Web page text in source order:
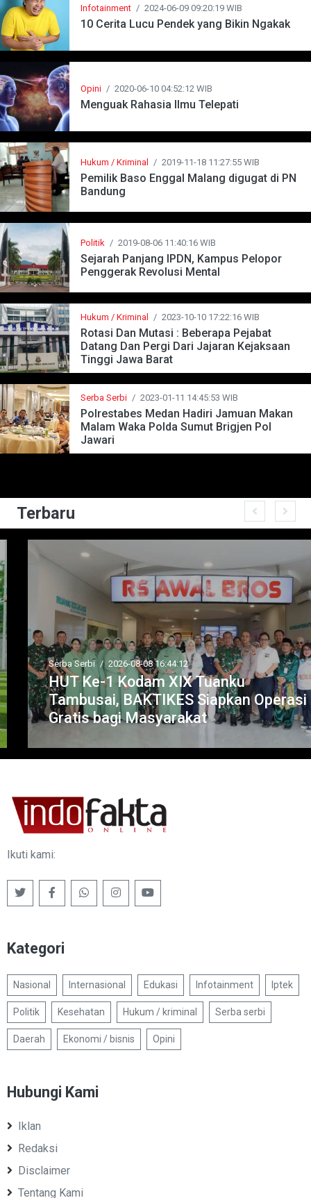
Infotainment / 2024-06-09 09:20:19 WIB
10 Cerita Lucu Pendek yang Bikin Ngakak
Opini / 2020-06-10 04:52:12 WIB
Menguak Rahasia Ilmu Telepati
Hukum / Kriminal / 2019-11-18 11:27:55 WIB
Pemilik Baso Enggal Malang digugat di PN
Bandung
Politik / 2019-08-06 11:40:16 WIB
Sejarah Panjang IPDN, Kampus Pelopor
Penggerak Revolusi Mental
Hukum / Kriminal / 2023-10-10 17:22:16 WIB
Rotasi Dan Mutasi : Beberapa Pejabat
Datang Dan Pergi Dari Jajaran Kejaksaan
Tinggi Jawa Barat
Serba Serbi / 2023-01-11 14:45:53 WIB
Polrestabes Medan Hadiri Jamuan Makan
Malam Waka Polda Sumut Brigjen Pol
Jawari
Terbaru
Serba Serbi / 2026-08-08 16:44:12
HUT Ke-1 Kodam XIX Tuanku
Tambusai, BAKTIKES Siapkan Operasi
Gratis bagi Masyarakat
Ikuti kami:
Kategori
Nasional Internasional Edukasi Infotainment Iptek
Politik Kesehatan Hukum / kriminal Serba serbi
Daerah Ekonomi / bisnis Opini
Hubungi Kami
Iklan
Redaksi
Disclaimer
Tentang Kami